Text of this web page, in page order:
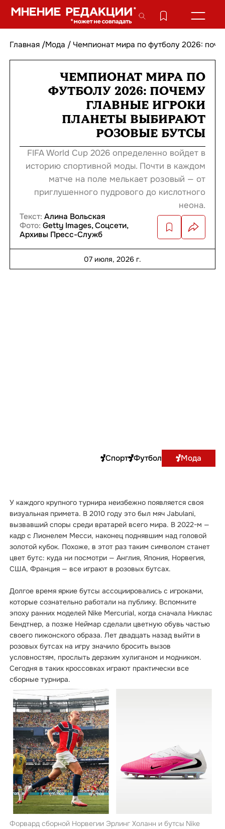
Главная /Мода / Чемпионат мира по футболу 2026:
ЧЕМПИОНАТ МИРА ПО
ФУТБОЛУ 2026: ПОЧЕМУ
ГЛАВНЫЕ ИГРОКИ
ПЛАНЕТЫ ВЫБИРАЮТ
РОЗОВЫЕ БУТСЫ
FIFA World Cup 2026 определенно войдет в
историю спортивной моды. Почти в каждом
матче на поле мелькает розовый — от
приглушенного пудрового до кислотного
неона.
Текст:Алина Вольская
Фото:Getty Images, Соцсети,
Архивы Пресс-Служб
07 июля, 2026 г.
Спорт Футбол Мода
У каждого крупного турнира неизбежно появляется своя
визуальная примета. В 2010 году это был мяч Jabulani,
вызвавший споры среди вратарей всего мира. В 2022-м —
кадр с Лионелем Месси, наконец поднявшим над головой
золотой кубок. Похоже, в этот раз таким символом станет
цвет бутс: куда ни посмотри — Англия, Япония, Норвегия,
США, Франция — все играют в розовых бутсах.
Долгое время яркие бутсы ассоциировались с игроками,
которые сознательно работали на публику. Вспомните
эпоху ранних моделей Nike Mercurial, когда сначала Никлас
Бендтнер, а позже Неймар сделали цветную обувь частью
своего пижонского образа. Лет двадцать назад выйти в
розовых бутсах на игру значило бросить вызов
условностям, прослыть дерзким хулиганом и модником.
Сегодня в таких кроссовках играют практически все
сборные турнира.
Форвард сборной Норвегии Эрлинг Холанн и бутсы Nike